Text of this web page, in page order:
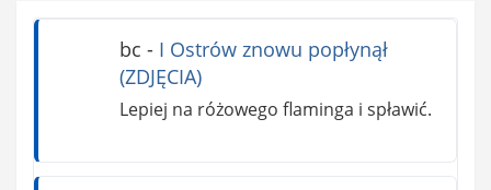
bc - I Ostrów znowu popłynął
(ZDJĘCIA)
Lepiej na różowego flaminga i spławić.